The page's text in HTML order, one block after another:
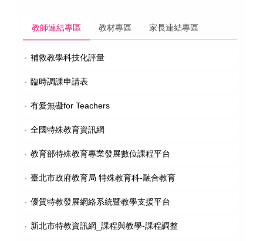
教師連結專區 教材專區 家長連結專區
補救教學科技化評量
臨時調課申請表
有愛無礙for Teachers
全國特殊教育資訊網
教育部特殊教育專業發展數位課程平台
臺北市政府教育局 特殊教育科-融合教育
優質特教發展網絡系統暨教學支援平台
新北市特教資訊網_課程與教學-課程調整